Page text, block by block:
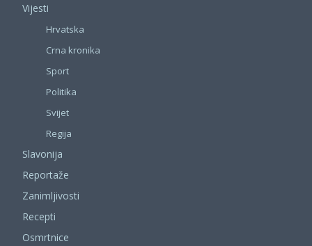
Vijesti
Hrvatska
Crna kronika
Sport
Politika
Svijet
Regija
Slavonija
Reportaže
Zanimljivosti
Recepti
Osmrtnice